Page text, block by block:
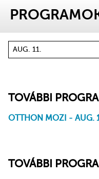
AUG. 11.
TOVÁBBI
OTTHON MOZI - AUG.
TOVÁBBI